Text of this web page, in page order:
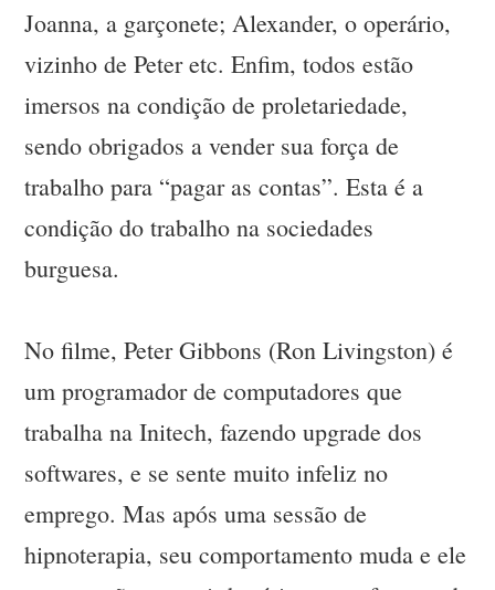
Joanna, a garçonete; Alexander, o operário,
vizinho de Peter etc. Enfim, todos estão
imersos na condição de proletariedade,
sendo obrigados a vender sua força de
trabalho para “pagar as contas”. Esta é a
condição do trabalho na sociedades
burguesa.
No filme, Peter Gibbons (Ron Livingston) é
um programador de computadores que
trabalha na Initech, fazendo upgrade dos
softwares, e se sente muito infeliz no
emprego. Mas após uma sessão de
hipnoterapia, seu comportamento muda e ele